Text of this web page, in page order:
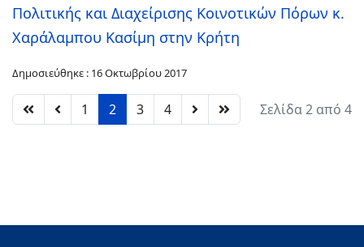
Πολιτικής και Διαχείρισης Κοινοτικών Πόρων κ.
Χαράλαμπου Κασίμη στην Κρήτη
Δημοσιεύθηκε : 16 Οκτωβρίου 2017
1 2 3 4 Σελίδα 2 από 4